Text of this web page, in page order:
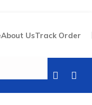
About UsTrack Order